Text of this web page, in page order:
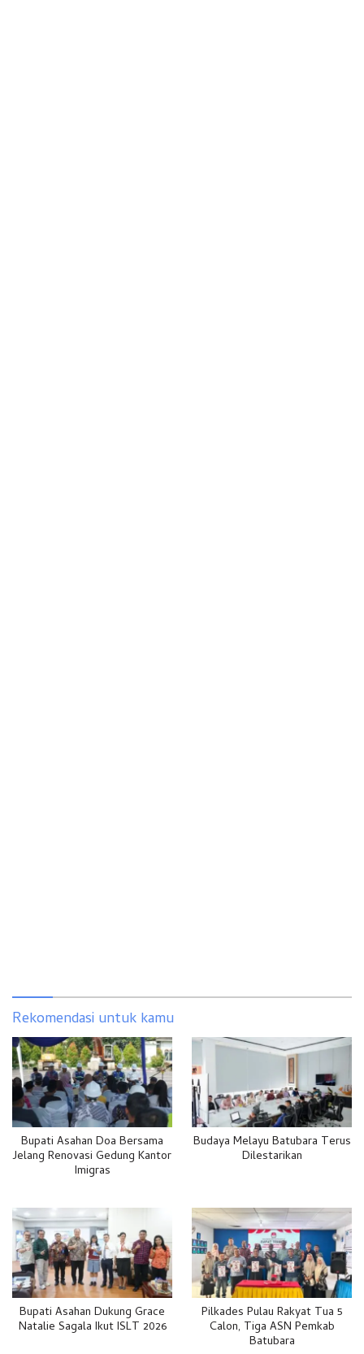
Rekomendasi untuk kamu
Bupati Asahan Doa Bersama
Jelang Renovasi Gedung Kantor
Imigras
Budaya Melayu Batubara Terus
Dilestarikan
Bupati Asahan Dukung Grace
Natalie Sagala Ikut ISLT 2026
Pilkades Pulau Rakyat Tua 5
Calon, Tiga ASN Pemkab
Batubara